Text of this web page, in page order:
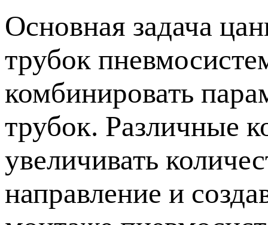
Основная задача
трубок
комбинировать
трубок. Различные
увеличивать
направление и